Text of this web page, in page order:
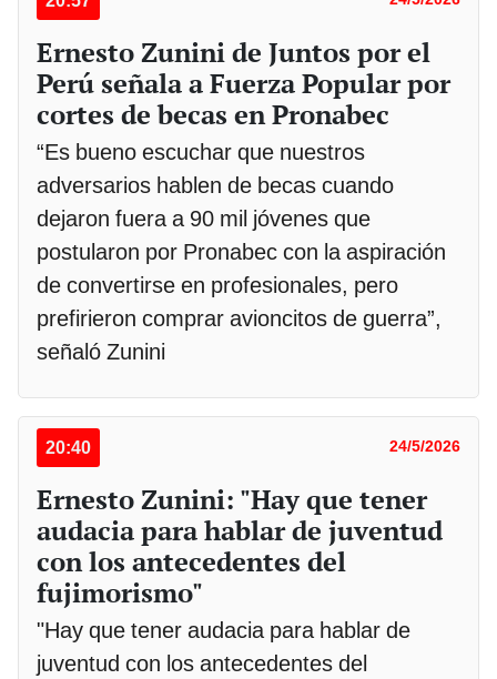
Ernesto Zunini de Juntos por el
Perú señala a Fuerza Popular por
cortes de becas en Pronabec
“Es bueno escuchar que nuestros
adversarios hablen de becas cuando
dejaron fuera a 90 mil jóvenes que
postularon por Pronabec con la aspiración
de convertirse en profesionales, pero
prefirieron comprar avioncitos de guerra”,
señaló Zunini
20:40 24/5/2026
Ernesto Zunini: "Hay que tener
audacia para hablar de juventud
con los antecedentes del
fujimorismo"
"Hay que tener audacia para hablar de
juventud con los antecedentes del